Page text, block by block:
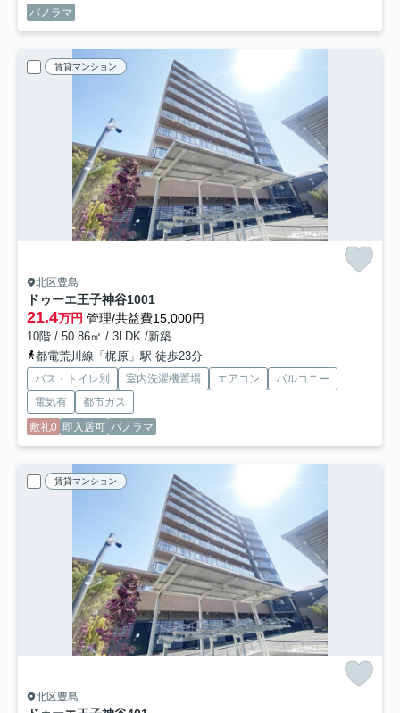
パノラマ
賃貸マンション
北区豊島
ドゥーエ王子神谷1001
21.4万円 管理/共益費15,000円
10階 / 50.86㎡ / 3LDK /新築
都電荒川線「梶原」駅 徒歩23分
バス・トイレ別 室内洗濯機置場 エアコン
バルコニー
電気有
都市ガス
敷礼0 即入居可 パノラマ
賃貸マンション
北区豊島